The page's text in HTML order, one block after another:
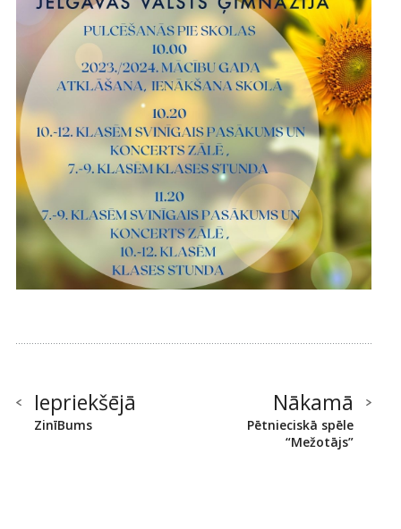
Iepriekšējā
ZinīBums
Nākamā
Pētnieciskā spēle
“Mežotājs”